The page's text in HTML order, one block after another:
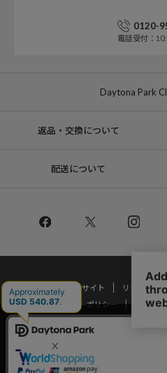
0120-
電話受付：
Daytona Park
返品・交換について
配送について
コーポレートサイト リクルート
プライバシーポリシー
特定商
Copyright © DAYTONA
当サイトでは利用体験の向上およびコン
の分析を目的としてCookieを使用してい
サイトの閲覧を継続された場合、Cookie
ます。